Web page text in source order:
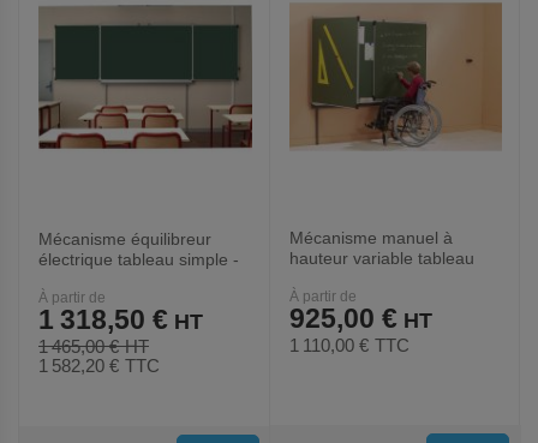
Mécanisme équilibreur
électrique tableau simple -
À partir de
1 465,00 €
1 318,50 €
1 582,20 € TTC
Mécanisme manuel à
hauteur variable tableau
À partir de
925,00 €
1 110,00 € TTC